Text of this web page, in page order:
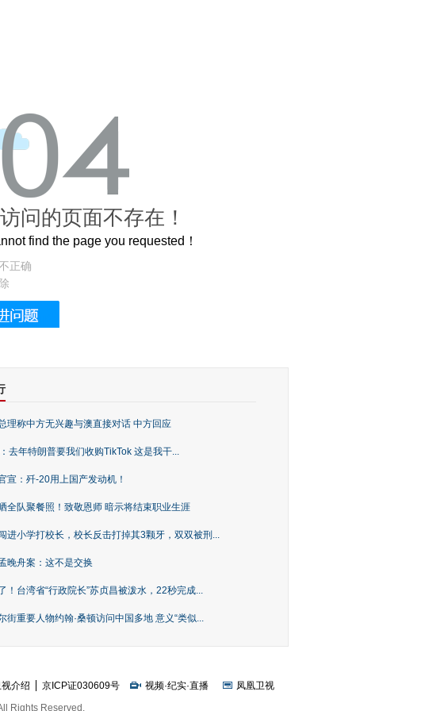
问的页面不存在！
find the page you requested！
正确
理称中方无兴趣与澳直接对话 中方回应
去年特朗普要我们收购TikTok 这是我干...
宣：歼-20用上国产发动机！
全队聚餐照！致敬恩师 暗示将结束职业生涯
进小学打校长，校长反击打掉其3颗牙，双双被刑...
晚舟案：这不是交换
！台湾省“行政院长”苏贞昌被泼水，22秒完成...
街重要人物约翰·桑顿访问中国多地 意义“类似...
介绍 京ICP证030609号 视频·纪实·直播
凤凰卫视
Rights Reserved.